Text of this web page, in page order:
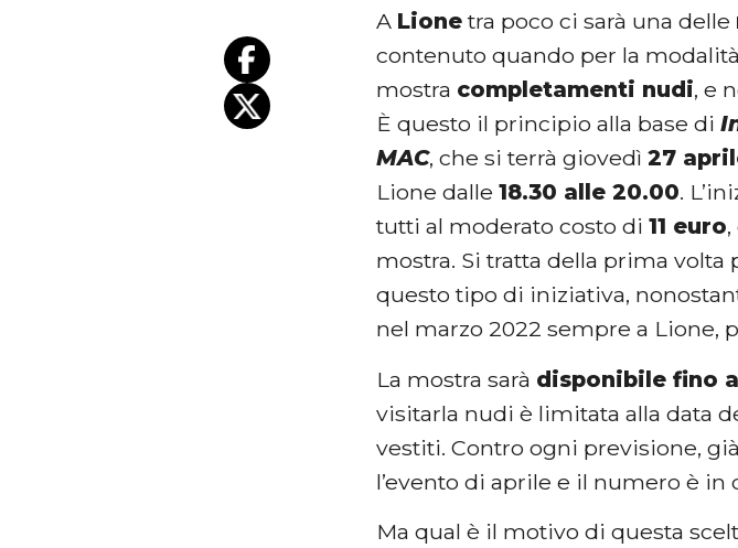
A Lionetra poco ci sarà una delle
contenuto quando per la
mostra completamenti nudi, e
È questo il principio alla base di
MAC, che si terrà giovedì27
Lione dalle18.30 alle 20.00.
tutti al moderato costo di11 euro
mostra. Si tratta della prima
questo tipo di iniziativa,
nel marzo 2022 sempre a Lione,
La mostra sarà disponibile fino
visitarla nudi è limitata alla data
vestiti. Contro ogni previsione,
l’evento di aprile e il numero è
Ma qual è il motivo di questa